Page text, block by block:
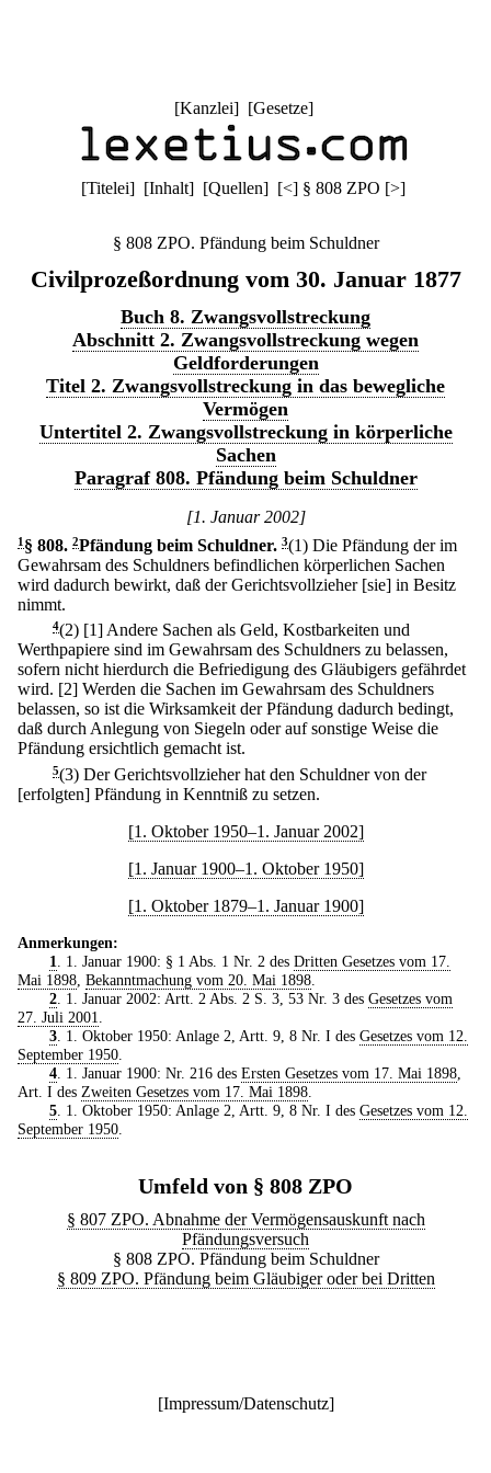
[Kanzlei] [Gesetze]
[Titelei] [Inhalt] [Quellen] [<] § 808 ZPO [>]
§ 808 ZPO. Pfändung beim Schuldner
Civilprozeßordnung vom 30. Januar 1877
Buch 8. Zwangsvollstreckung
Abschnitt 2. Zwangsvollstreckung wegen
Geldforderungen
Titel 2. Zwangsvollstreckung in das bewegliche
Vermögen
Untertitel 2. Zwangsvollstreckung in körperliche
Sachen
Paragraf 808. Pfändung beim Schuldner
[1. Januar 2002]
1 § 808. 2Pfändung beim Schuldner. 3(1) Die Pfändung der im
Gewahrsam des Schuldners befindlichen körperlichen Sachen
wird dadurch bewirkt, daß der Gerichtsvollzieher [sie] in Besitz
nimmt.
4(2) [1] Andere Sachen als Geld, Kostbarkeiten und
Werthpapiere sind im Gewahrsam des Schuldners zu belassen,
sofern nicht hierdurch die Befriedigung des Gläubigers gefährdet
wird. [2] Werden die Sachen im Gewahrsam des Schuldners
belassen, so ist die Wirksamkeit der Pfändung dadurch bedingt,
daß durch Anlegung von Siegeln oder auf sonstige Weise die
Pfändung ersichtlich gemacht ist.
5(3) Der Gerichtsvollzieher hat den Schuldner von der
[erfolgten] Pfändung in Kenntniß zu setzen.
[1. Oktober 1950–1. Januar 2002]
[1. Januar 1900–1. Oktober 1950]
[1. Oktober 1879–1. Januar 1900]
Anmerkungen:
1
. 1. Januar 1900: § 1 Abs. 1 Nr. 2 des Dritten Gesetzes vom 17.
Mai 1898 Bekanntmachung vom 20. Mai 1898
2. 1. Januar 2002: Artt. 2 Abs. 2 S. 3, 53 Nr. 3 des Gesetzes vom
27. Juli 2001
3. 1. Oktober 1950: Anlage 2, Artt. 9, 8 Nr. I des Gesetzes vom 12.
September 1950
4. 1. Januar 1900: Nr. 216 des Ersten Gesetzes vom 17. Mai 1898,
Art. I des Zweiten Gesetzes vom 17. Mai 1898
5. 1. Oktober 1950: Anlage 2, Artt. 9, 8 Nr. I des Gesetzes vom 12.
September 1950
Umfeld von § 808 ZPO
§ 807 ZPO. Abnahme der Vermögensauskunft nach
Pfändungsversuch
§ 808 ZPO. Pfändung beim Schuldner
§ 809 ZPO. Pfändung beim Gläubiger oder bei Dritten
[Impressum/Datenschutz]